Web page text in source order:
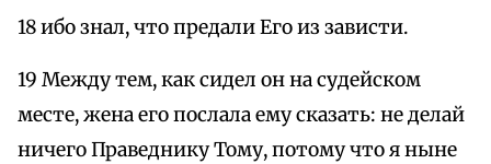
18 ибо знал, что предали Его из зависти.
19 Между тем, как сидел он на судейском
месте, жена его послала ему сказать: не делай
ничего Праведнику Тому, потому что я ныне